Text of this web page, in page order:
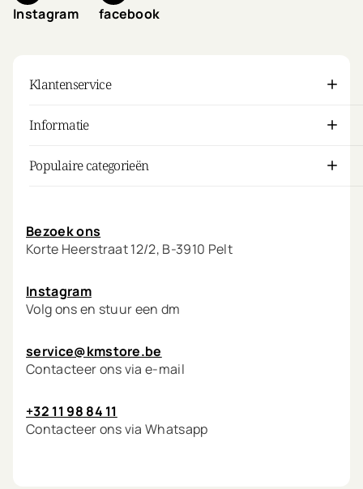
Instagram facebook
Klantenservice
Informatie
Populaire categorieën
Bezoek ons
Korte Heerstraat 12/2, B-3910 Pelt
Instagram
Volg ons en stuur een dm
service@kmstore.be
Contacteer ons via e-mail
+32 11 98 84 11
Contacteer ons via Whatsapp